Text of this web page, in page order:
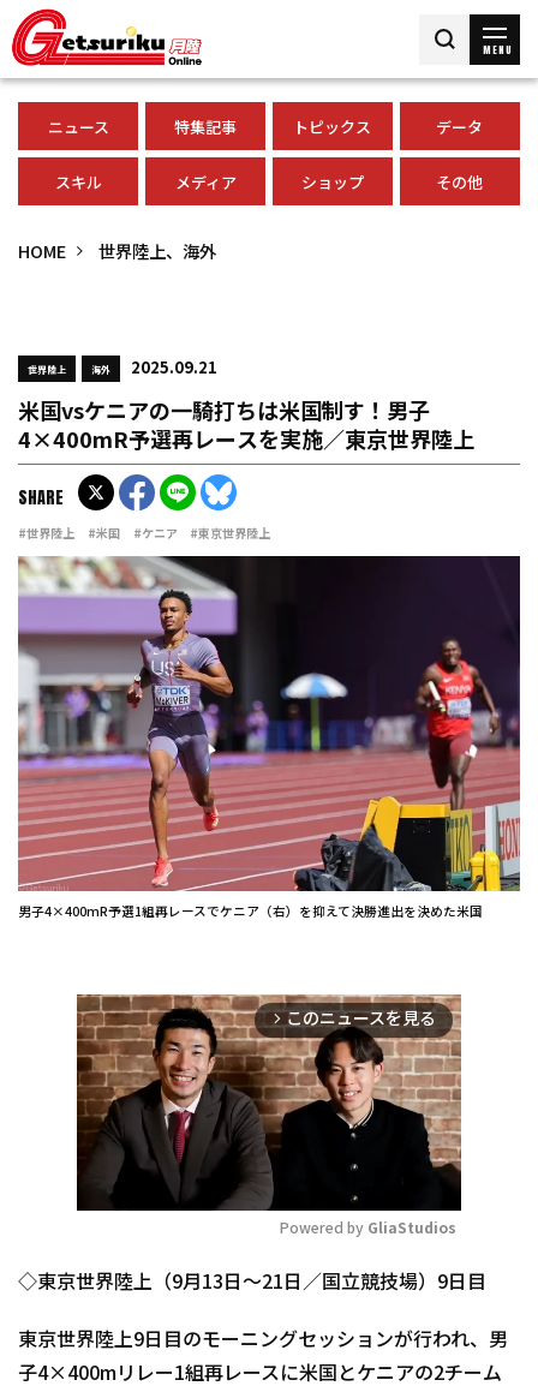
MENU
ニュース 特集記事 トピックス データ
スキル メディア ショップ その他
HOME 世界陸上、海外
世界陸上 海外 2025.09.21
米国vsケニアの一騎打ちは米国制す！男子
4×400mR予選再レースを実施／東京世界陸上
#世界陸上 #米国 #ケニア #東京世界陸上
SHARE
男子4×400mR予選1組再レースでケニア（右）を抑えて決勝進出を決めた米国
arrow_forward_ios このニュースを見る
Mute
Powered by GliaStudios
◇東京世界陸上（9月13日～21日／国立競技場）9日目
東京世界陸上9日目のモーニングセッションが行われ、男
子4×400mリレー1組再レースに米国とケニアの2チーム